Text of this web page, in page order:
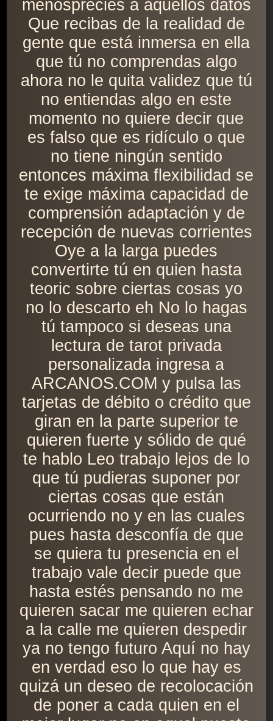
menosprecies a aquellos datos
Que recibas de la realidad de
gente que está inmersa en ella
que tú no comprendas algo
ahora no le quita validez que tú
no entiendas algo en este
momento no quiere decir que
es falso que es ridículo o que
no tiene ningún sentido
entonces máxima flexibilidad se
te exige máxima capacidad de
comprensión adaptación y de
recepción de nuevas corrientes
Oye a la larga puedes
convertirte tú en quien hasta
teoric sobre ciertas cosas yo
no lo descarto eh No lo hagas
tú tampoco si deseas una
lectura de tarot privada
personalizada ingresa a
ARCANOS.COM y pulsa las
tarjetas de débito o crédito que
giran en la parte superior te
quieren fuerte y sólido de qué
te hablo Leo trabajo lejos de lo
que tú pudieras suponer por
ciertas cosas que están
ocurriendo no y en las cuales
pues hasta desconfía de que
se quiera tu presencia en el
trabajo vale decir puede que
hasta estés pensando no me
quieren sacar me quieren echar
a la calle me quieren despedir
ya no tengo futuro Aquí no hay
en verdad eso lo que hay es
quizá un deseo de recolocación
de poner a cada quien en el